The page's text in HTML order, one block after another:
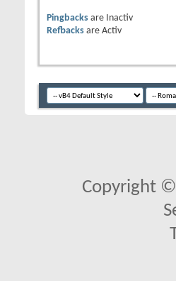
Pingbacks are
Inactiv
Refbacks are Activ
Copyright